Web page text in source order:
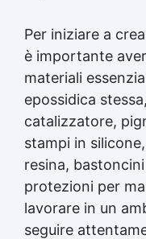
Per iniziare a
è importante
materiali
epossidica
catalizzatore,
stampi in silicone
resina,
protezioni per
lavorare in un
seguire